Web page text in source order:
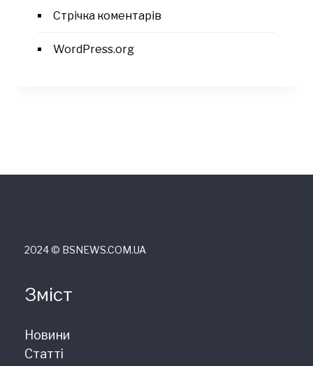
Стрічка коментарів
WordPress.org
2024 © ВSNEWS.COM.UA
Зміст
Новини
Статті